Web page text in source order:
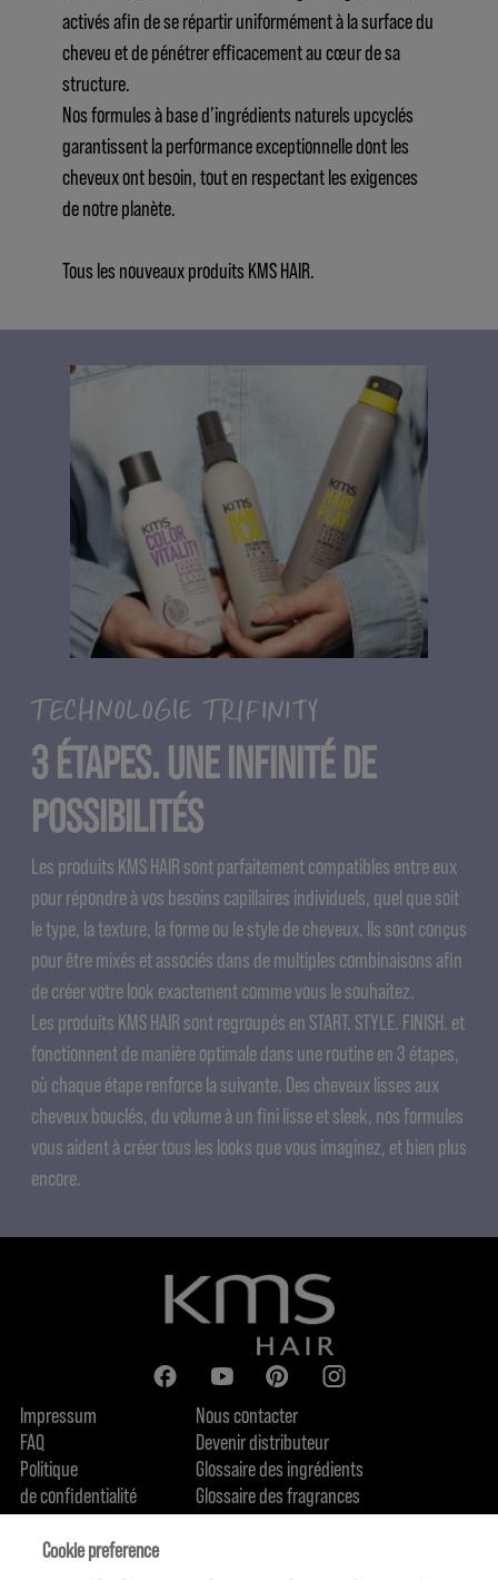
activés afin de se répartir uniformément à la surface du
cheveu et de pénétrer efficacement au cœur de sa
structure.
Nos formules à base d’ingrédients naturels upcyclés
garantissent la performance exceptionnelle dont les
cheveux ont besoin, tout en respectant les exigences
de notre planète.
Tous les nouveaux produits KMS HAIR.
TECHNOLOGIE TRIFINITY
3 ÉTAPES. UNE INFINITÉ DE
POSSIBILITÉS
Les produits KMS HAIR sont parfaitement compatibles entre eux
pour répondre à vos besoins capillaires individuels, quel que soit
le type, la texture, la forme ou le style de cheveux. Ils sont conçus
pour être mixés et associés dans de multiples combinaisons afin
de créer votre look exactement comme vous le souhaitez.
Les produits KMS HAIR sont regroupés en START. STYLE. FINISH. et
fonctionnent de manière optimale dans une routine en 3 étapes,
où chaque étape renforce la suivante. Des cheveux lisses aux
cheveux bouclés, du volume à un fini lisse et sleek, nos formules
vous aident à créer tous les looks que vous imaginez, et bien plus
encore.
Impressum
FAQ
Politique
de confidentialité
Politique de cookie
Qui sommes-nous
Nous contacter
Devenir distributeur
Glossaire des ingrédients
Glossaire des fragrances
Engagement en terme de durabilité
Cookie preference